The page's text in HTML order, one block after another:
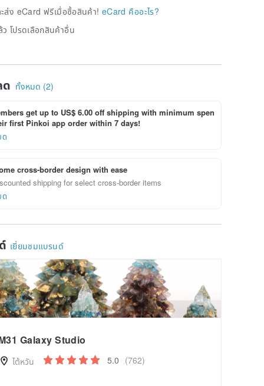
ส่ง eCard ฟรีเมื่อซื้อสินค้า! eCard คืออะไร?
โปรดเลือกสินค้าอื่น
ด ทั้งหมด (2)
get up to US$ 6.00 off shipping with minimum spen
first Pinkoi app order within 7 days!
ด
cross-border design with ease
shipping for select cross-border items
ด
เยี่ยมชมแบรนด์
Galaxy Studio
ไต้หวัน 5.0 (762)